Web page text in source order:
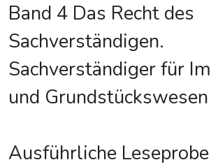
Band 4 Das Recht des
Sachverständigen.
Sachverständiger für
und
Ausführliche